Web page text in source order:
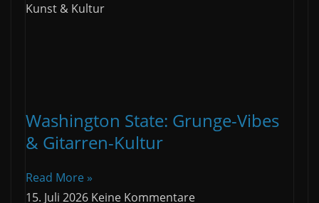
Kunst & Kultur
Washington State: Grunge-Vibes
& Gitarren-Kultur
Read More »
15. Juli 2026 Keine Kommentare